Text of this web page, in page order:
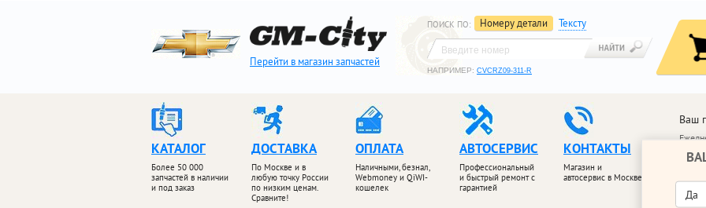
Перейти в магазин запчастей
ПОИСК ПО: Номеру детали Тексту
НАПРИМЕР: CVCRZ09-311-R
КАТАЛОГ
Более 50 000
запчастей в наличии
и под заказ
ДОСТАВКА
По Москве и в
любую точку России
по низким ценам.
Сравните!
ОПЛАТА
Наличными, безнал,
Webmoney и QiWI-
кошелек
АВТОСЕРВИС
Профессиональный
и быстрый ремонт с
гарантией
КОНТАКТЫ
Магазин и
автосервис в Москве
Ваш
Да
+7